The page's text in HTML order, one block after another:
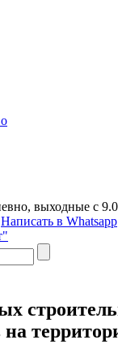
выходные с
Написать в Whatsapp
на